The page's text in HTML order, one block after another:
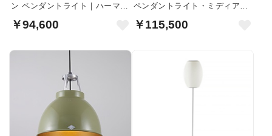
ン ペンダントライト｜ハーマン
￥94,600
ペンダントライト・ミディアム
￥115,500